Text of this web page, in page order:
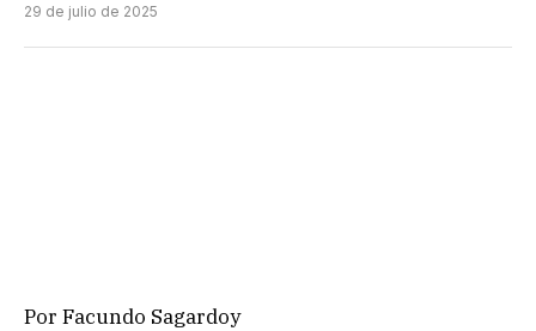
29 de julio de 2025
Por Facundo Sagardoy